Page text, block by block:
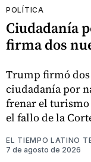
POLÍTICA
Ciudadanía
firma dos
Trump firmó
ciudadanía por
frenar el turismo
el fallo de la
EL TIEMPO LATINO
7 de agosto de 2026